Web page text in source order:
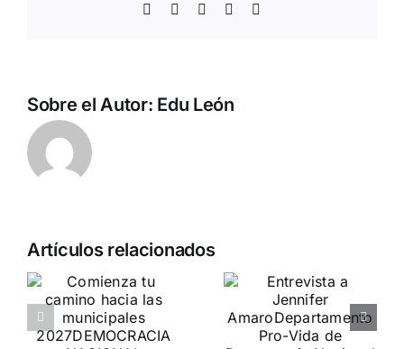
Facebook
TwitterWhatsAppTelegram
Sobre el Autor: Edu León
Artículos relacionados
Entrevista a
Jennifer
Amaro
Crónica
«Marcha SÍ
A LA VIDA»